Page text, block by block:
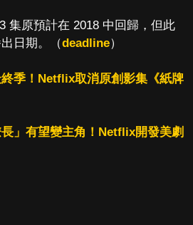
集原預計在 2018 中回歸，但此
日期。（deadline）
季！Netflix取消原創影集《紙牌
長」有望變主角！Netflix開發美劇